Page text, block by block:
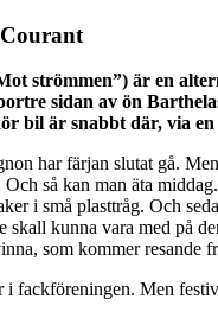
strömmen”) är en
sidan av ön
bil är snabbt där, via
har färjan slutat gå.
så kan man äta
i små plasttråg. Och
skall kunna vara med på
som kommer resande
i fackföreningen. Men